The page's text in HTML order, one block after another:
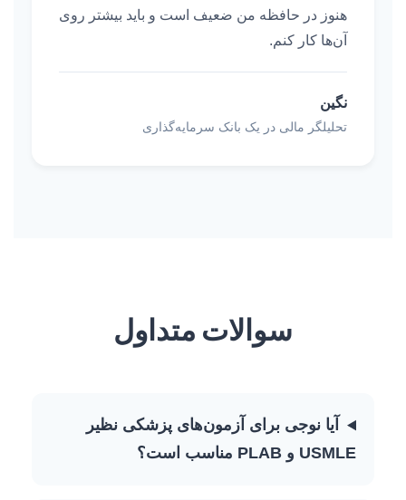
هنوز در حافظه من ضعیف است و باید بیشتر روی
آن‌ها کار کنم.
نگین
تحلیلگر مالی در یک بانک سرمایه‌گذاری
سوالات متداول
آیا نوجی برای آزمون‌های پزشکی نظیر
USMLE و PLAB مناسب است؟